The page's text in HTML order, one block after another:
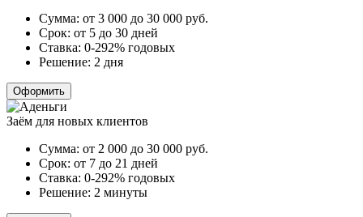
Сумма: от 3 000 до 30 000 руб.
Срок: от 5 до 30 дней
Ставка: 0-292% годовых
Решение: 2 дня
Оформить
Заём для новых клиентов
Сумма: от 2 000 до 30 000 руб.
Срок: от 7 до 21 дней
Ставка: 0-292% годовых
Решение: 2 минуты